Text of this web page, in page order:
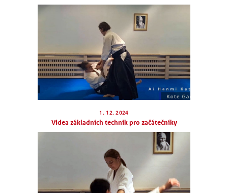
1. 12. 2024
Videa základních technik pro začátečníky